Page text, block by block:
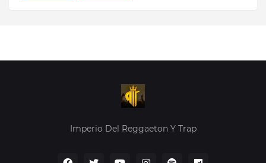
Imperio Del Reggaeton Y Trap